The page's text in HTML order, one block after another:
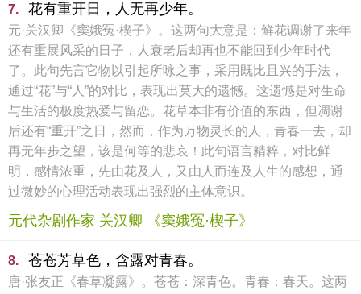
7. 花有重开日，人无再少年。
元·关汉卿《窦娥冤·楔子》。这两句大意是：鲜花调谢了来年
还有重展风采的日子，人衰老后却再也不能回到少年时代
了。此句先言它物以引起所咏之事，采用既比且兴的手法，
通过“花”与“人”的对比，表现出莫大的遗憾。这遗憾是对生命
与生活的极度热爱与留恋。花草本非有价值的东西，但凋谢
后还有“重开”之日，然而，作为万物灵长的人，青春一去，却
再无年步之望，该是何等的悲哀！此句语言精粹，对比鲜
明，感情浓重，先由花及人，又由人而连及人生的感想，通
过微妙的心理活动表现出强烈的主体意识。
元代杂剧作家 关汉卿 《窦娥冤·楔子》
8. 苍苍芳草色，含露对青春。
唐·张友正《春草凝露》。苍苍：深青色。青春：春天。这两